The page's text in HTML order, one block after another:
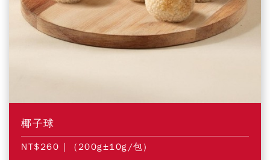
椰子球
NT$260 | (200g±10g/包)